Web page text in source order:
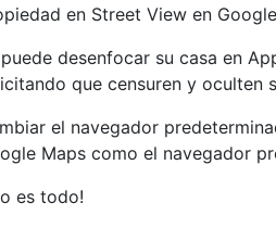
en Street View en
desenfocar su casa en
que censuren y oculten
el navegador
Maps como el navegador
es todo!